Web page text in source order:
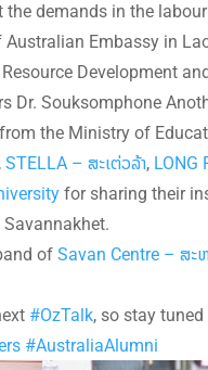
demands in the
Embassy in
Development
Dr. Souksomphone
the Ministry of
STELLA – ສະເຕ່ວລ້າ,LONG
for sharing their
ofSavan Centre – ສະ
#OzTalk, so stay
#AustraliaAlumni